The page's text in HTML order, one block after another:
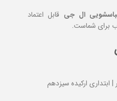
ال جی قابل اعتماد
برای شماست.
ارکیده سیزدهم